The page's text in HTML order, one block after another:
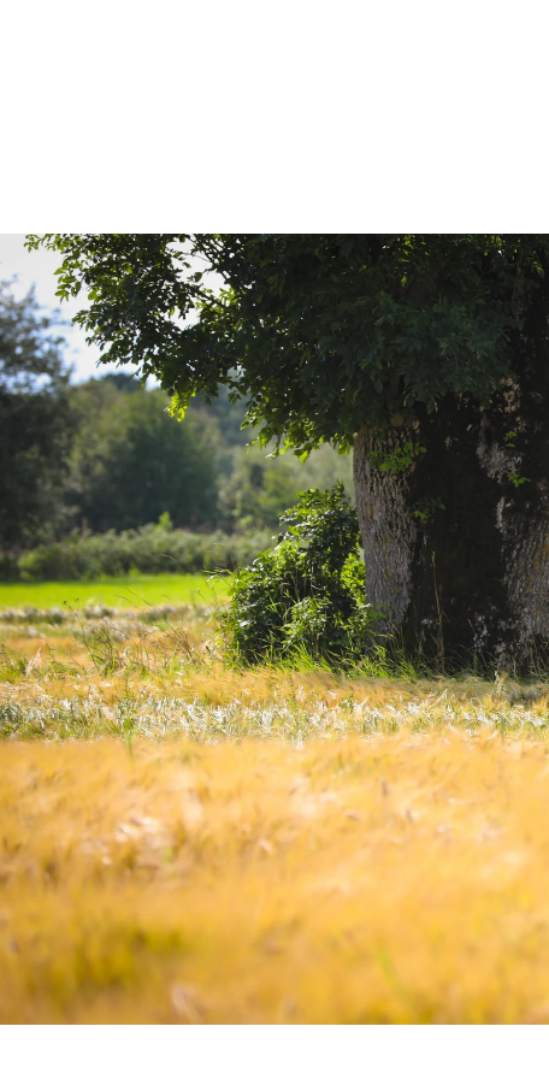
Vi vil bruke minst mulig blitz og eksterne
og festen. Naturlig lys gir i disse
det blir gjort riktig og med godt nok utstyr.
oppleves dessuten som forstyrrende under
være uforstyrret.
Til de offisielle bryllupsbildene har vi med
softbox og alt nødvendig utstyr for å gi
Jeg anbefaler alltid å ta bilder utendørs
med lokasjoner vi kan bruke som er under
alltid et fotostudio tilgjengelig om om vi
Om dere gifter dere i kirken, snakker vi med
blir enig om hvor det er greit at jeg vi kan
for mye. Dette gjelder også eventuelt andre
Vi bruker et speilreflekskamera som har et
anledninger.
Etter bryllupet bruker vi to uker på
bildene. Vi leverer alle bildene på en
redigert og i fullt format slik at dere står
ønsker. Dere bruker disse bildene som dere
ingenting ekstra for å eie filene.
Dersom dere ønsker hjelp til bestilling av
flere leverandører på dette og kan hjelpe
kostpris.
Forøvrig vil jeg at dere ser gjennom de
slik at dere er trygge på at dere liker det dere